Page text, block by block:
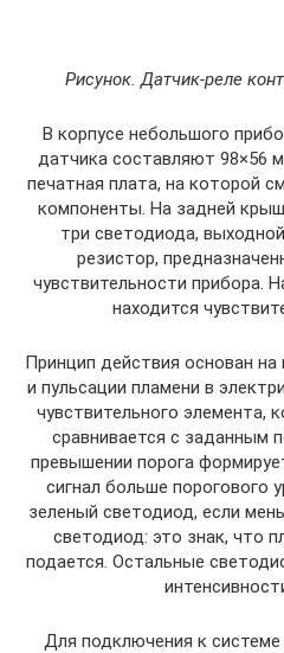
Рисунок. Датчик-реле
В корпусе небольшого
датчика составляют 98×56
печатная плата, на которой
компоненты. На задней
три светодиода,
резистор,
чувствительности прибора.
находится
Принцип действия основан на
и пульсации пламени в
чувствительного элемента,
сравнивается с заданным
превышении порога
сигнал больше порогового
зеленый светодиод, если
светодиод: это знак, что
подается. Остальные
Для подключения к